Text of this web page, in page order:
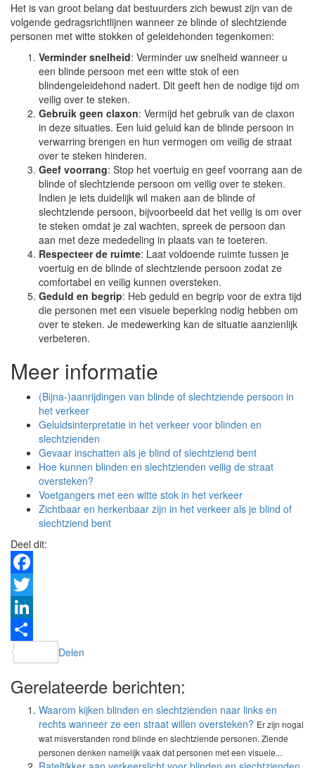
Het is van groot belang dat bestuurders zich bewust zijn van de
volgende gedragsrichtlijnen wanneer ze blinde of slechtziende
personen met witte stokken of geleidehonden tegenkomen:
Verminder snelheid: Verminder uw snelheid wanneer u
een blinde persoon met een witte stok of een
blindengeleidehond nadert. Dit geeft hen de nodige tijd om
veilig over te steken.
Gebruik geen claxon: Vermijd het gebruik van de claxon
in deze situaties. Een luid geluid kan de blinde persoon in
verwarring brengen en hun vermogen om veilig de straat
over te steken hinderen.
Geef voorrang: Stop het voertuig en geef voorrang aan de
blinde of slechtziende persoon om veilig over te steken.
Indien je iets duidelijk wil maken aan de blinde of
slechtziende persoon, bijvoorbeeld dat het veilig is om over
te steken omdat je zal wachten, spreek de persoon dan
aan met deze mededeling in plaats van te toeteren.
Respecteer de ruimte: Laat voldoende ruimte tussen je
voertuig en de blinde of slechtziende persoon zodat ze
comfortabel en veilig kunnen oversteken.
Geduld en begrip: Heb geduld en begrip voor de extra tijd
die personen met een visuele beperking nodig hebben om
over te steken. Je medewerking kan de situatie aanzienlijk
verbeteren.
Meer informatie
(Bijna-)aanrijdingen van blinde of slechtziende persoon in
het verkeer
Geluidsinterpretatie in het verkeer voor blinden en
slechtzienden
Gevaar inschatten als je blind of slechtziend bent
Hoe kunnen blinden en slechtzienden veilig de straat
oversteken?
Voetgangers met een witte stok in het verkeer
Zichtbaar en herkenbaar zijn in het verkeer als je blind of
slechtziend bent
Deel dit:
Facebook
Twitter
LinkedIn
Delen
Gerelateerde berichten:
Waarom kijken blinden en slechtzienden naar links en
rechts wanneer ze een straat willen oversteken? Er zijn nogal
wat misverstanden rond blinde en slechtziende personen. Ziende
personen denken namelijk vaak dat personen met een visuele...